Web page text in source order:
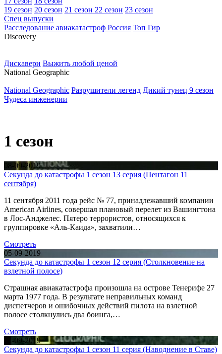
19 сезон 20 сезон 21 сезон 22 сезон 23 сезон
Спец выпуски
Расследование авиакатастроф Россия Топ Гир
Discovery
Дискавери Выжить любой ценой
National Geographic
National Geographic Разрушители легенд Дикий тунец 9 сезон
Чудеса инженерии
1 сезон
08-09-2019
Секунда до катастрофы 1 сезон 13 серия (Пентагон 11
сентября)
11 сентября 2011 года рейс № 77, принадлежавший компании
American Airlines, совершал плановый перелет из Вашингтона
в Лос-Анджелес. Пятеро террористов, относящихся к
группировке «Аль-Каида», захватили…
Смотреть
05-09-2019
Секунда до катастрофы 1 сезон 12 серия (Столкновение на
взлетной полосе)
Страшная авиакатастрофа произошла на острове Тенерифе 27
марта 1977 года. В результате неправильных команд
диспетчеров и ошибочных действий пилота на взлетной
полосе столкнулись два боинга,…
Смотреть
01-09-2019
Секунда до катастрофы 1 сезон 11 серия (Наводнение в Ставе)